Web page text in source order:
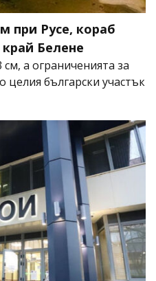
при Русе, кораб
Белене
а ограниченията за
целия български участък